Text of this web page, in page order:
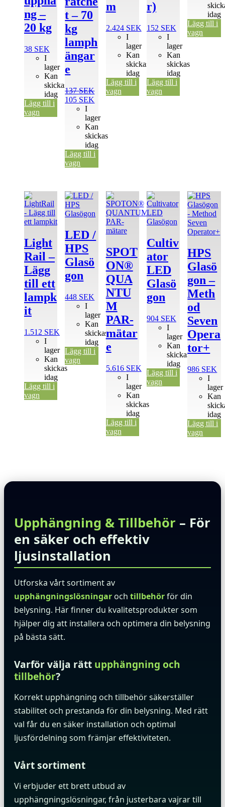
ng –
20 kg
38 SEK
I
lager
Kan
skickas
idag
Lägg till i
vagn
t – 70
kg
lamph
ängar
e
137SEK
Det
ursprungliga
var:
137 SEK.
105 SEK
priset
är:
105 SEK.
I
lager
Kan
skickas
idag
Lägg till i
vagn
m
2.424 SEK
I
lager
Kan
skickas
idag
Lägg till i
vagn
r)
152 SEK
I
lager
Kan
skickas
idag
Lägg till i
vagn
idag
Lägg till i
vagn
Light
Rail –
Lägg
till ett
lampk
it
1.512 SEK
I
lager
Kan
skickas
idag
Lägg till i
vagn
LED /
HPS
Glasö
gon
448 SEK
I
lager
Kan
skickas
idag
Lägg till i
vagn
SPOT
ON®
QUA
NTU
M
PAR-
mätar
e
5.616 SEK
I
lager
Kan
skickas
idag
Lägg till i
vagn
Cultiv
ator
LED
Glasö
gon
904 SEK
I
lager
Kan
skickas
idag
Lägg till i
vagn
HPS
Glasö
gon –
Meth
od
Seven
Opera
tor+
986 SEK
I
lager
Kan
idag
Lägg till i
vagn
Upphängning & Tillbehör – För
en säker och effektiv
ljusinstallation
Utforska vårt sortiment av
upphängningslösningar och tillbehörför din
belysning. Här finner du kvalitetsprodukter som
hjälper dig att installera och optimera din belysning
på bästa sätt.
Varför välja rätt upphängning och
tillbehör?
Korrekt upphängning och tillbehör säkerställer
stabilitet och prestanda för din belysning. Med rätt
val får du en säker installation och optimal
ljusfördelning som främjar effektiviteten.
Vårt sortiment
Vi erbjuder ett brett utbud av
upphängningslösningar, från justerbara vajrar till